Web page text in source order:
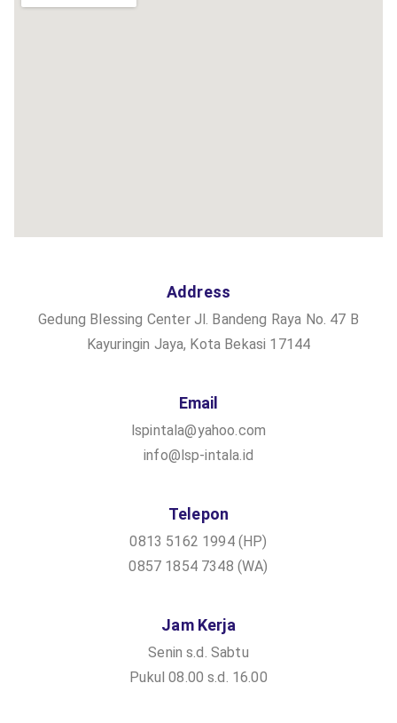
Address
Gedung Blessing Center Jl. Bandeng Raya No. 47 B
Kayuringin Jaya, Kota Bekasi 17144
Email
lspintala@yahoo.com
info@lsp-intala.id
Telepon
0813 5162 1994 (HP)
0857 1854 7348 (WA)
Jam Kerja
Senin s.d. Sabtu
Pukul 08.00 s.d. 16.00